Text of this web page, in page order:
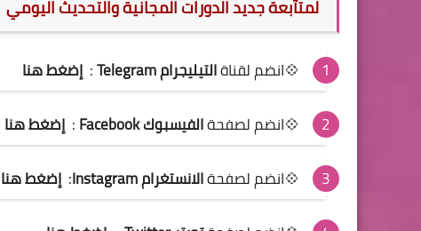
لمتآبعة جديد الدورات المجانية والتحديث
💠انضم لقناةالتيليجرام Telegram : إضغط هنا
💠انضم لصفحةالفيسبوك Facebook : إضغط هنا
💠انضم لصفحةالانستغرام Instagram : إضغط هنا